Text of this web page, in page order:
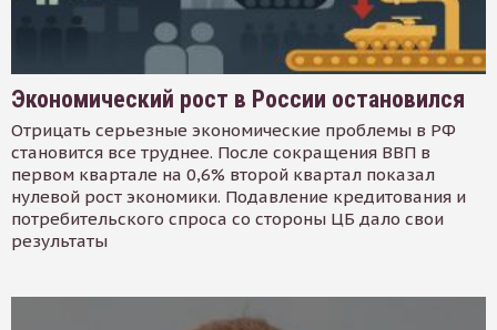
Экономический рост в России остановился
Отрицать серьезные экономические проблемы в РФ
становится все труднее. После сокращения ВВП в
первом квартале на 0,6% второй квартал показал
нулевой рост экономики. Подавление кредитования и
потребительского спроса со стороны ЦБ дало свои
результаты